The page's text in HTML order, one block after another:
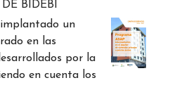
BIDEBI
un
en las
por la
en cuenta los